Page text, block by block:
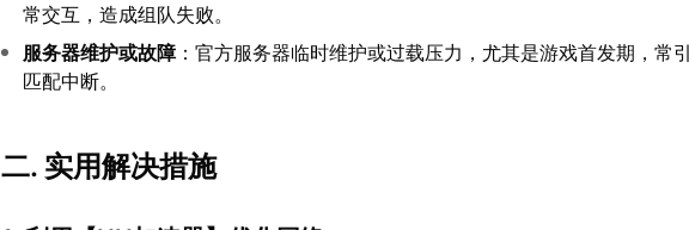
常交互，造成组队失败。
服务器维护或故障：官方服务器临时维护或过载压力，尤其是游戏首发期，常
匹配中断。
二. 实用解决措施